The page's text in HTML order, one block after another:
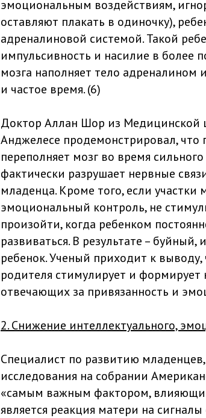
эмоциональным воздействиям,
оставляют плакать в одиночку),
адреналиновой системой. Такой
импульсивность и насилие в более
мозга наполняет тело
и частое время. (6)
Доктор Аллан Шор из Медицинской
Анджелесе продемонстрировал, что
переполняет мозг во время
фактически разрушает нервные
младенца. Кроме того, если участки
эмоциональный контроль, не
произойти, когда ребенком
развиваться. В результате –
ребенок. Ученый приходит к
родителя стимулирует и
отвечающих за привязанность и
2. Снижение интеллектуального,
Специалист по развитию
исследования на собрании
«самым важным фактором,
является реакция матери на сигналы